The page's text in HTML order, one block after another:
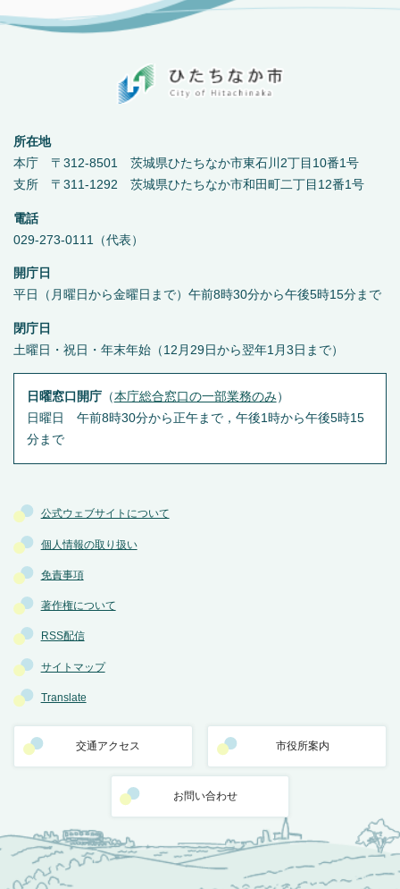
公式ウェブサイトについて
個人情報の取り扱い
免責事項
著作権について
RSS配信
サイトマップ
Translate
交通アクセス 市役所案内
お問い合わせ
所在地
本庁 〒312-8501 茨城県ひたちなか市東石川2丁目10番1号
支所 〒311-1292 茨城県ひたちなか市和田町二丁目12番1号
電話
029-273-0111（代表）
開庁日
平日（月曜日から金曜日まで）午前8時30分から午後5時15分まで
閉庁日
土曜日・祝日・年末年始（12月29日から翌年1月3日まで）
日曜窓口開庁（本庁総合窓口の一部業務のみ ）
日曜日 午前8時30分から正午まで，午後1時から午後5時15
分まで